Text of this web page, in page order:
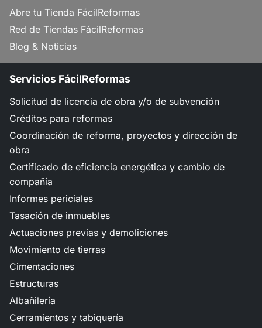
Abre tu Tienda FácilReformas
Red de Tiendas FácilReformas
Blog & Noticias
Servicios FácilReformas
Solicitud de licencia de obra y/o de subvención
Créditos para reformas
Coordinación de reforma, proyectos y dirección de
obra
Certificado de eficiencia energética y cambio de
compañía
Informes periciales
Tasación de inmuebles
Actuaciones previas y demoliciones
Movimiento de tierras
Cimentaciones
Estructuras
Albañilería
Cerramientos y tabiquería